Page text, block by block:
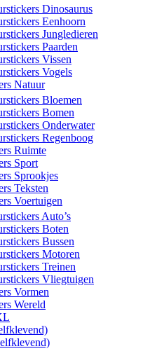
Dinosaurus
Eenhoorn
Jungledieren
Paarden
Vissen
Vogels
Natuur
Bloemen
Bomen
Onderwater
Regenboog
Ruimte
Sport
Sprookjes
Teksten
Voertuigen
Auto’s
Boten
Bussen
Motoren
Treinen
Vliegtuigen
Vormen
Wereld